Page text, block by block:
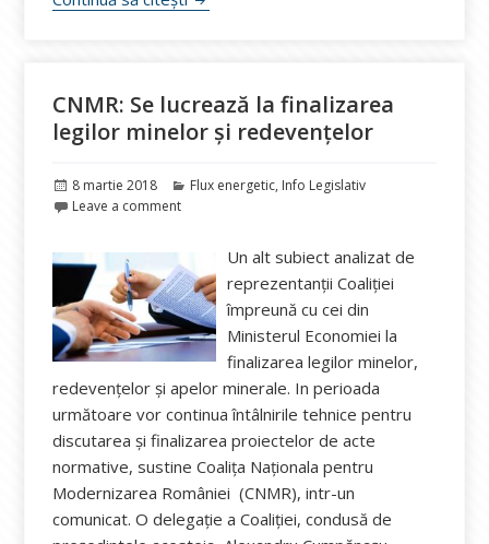
CNMR: Se lucrează la finalizarea
legilor minelor şi redevenţelor
Publicat
pe
8 martie 2018 Categorii
Flux energetic, Info Legislativ
Leave a comment
Un alt subiect analizat de
reprezentanţii Coaliţiei
împreună cu cei din
Ministerul Economiei la
finalizarea legilor minelor,
redevenţelor şi apelor minerale. In perioada
următoare vor continua întâlnirile tehnice pentru
discutarea şi finalizarea proiectelor de acte
normative, sustine Coaliţa Naţionala pentru
Modernizarea României (CNMR), intr-un
comunicat. O delegaţie a Coaliţiei, condusă de